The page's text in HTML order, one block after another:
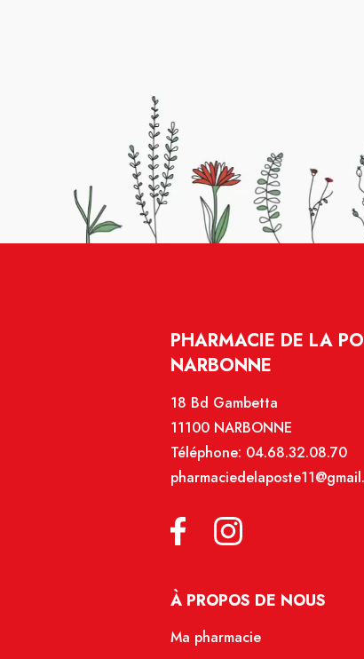
PHARMACIE DE LA
NARBONNE
18 Bd Gambetta
11100 NARBONNE
Téléphone: 04.68.32.08.70
À PROPOS DE NOUS
Ma pharmacie